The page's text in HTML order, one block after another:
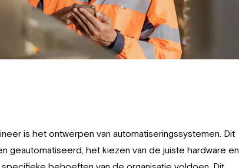
is het ontwerpen van automatiseringssystemen. Dit
geautomatiseerd, het kiezen van de juiste hardware en